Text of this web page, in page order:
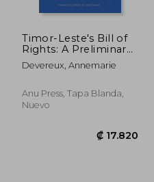
Timor-Leste's Bill of
Rights: A Preliminary
History (en Inglés)
Devereux, Annemarie
Anu Press, Tapa Blanda,
Nuevo